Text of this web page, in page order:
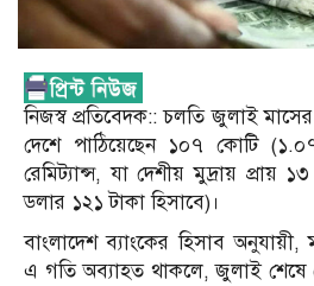
নিজস্ব প্রতিবেদক:: চলতি জুলাই
দেশে পাঠিয়েছেন ১০৭ কোটি
রেমিট্যান্স, যা দেশীয় মুদ্রায় প্রায়
ডলার ১২১ টাকা হিসাবে)।
বাংলাদেশ ব্যাংকের হিসাব
এ গতি অব্যাহত থাকলে, জুলাই শেষে